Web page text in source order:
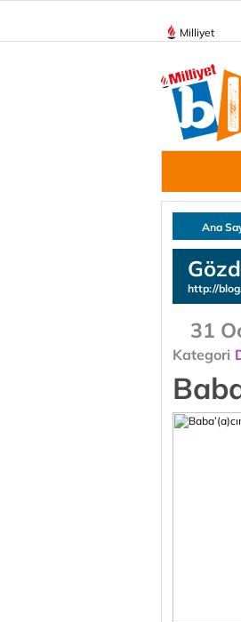
Milliyet
Ana
http://
31
Kategori